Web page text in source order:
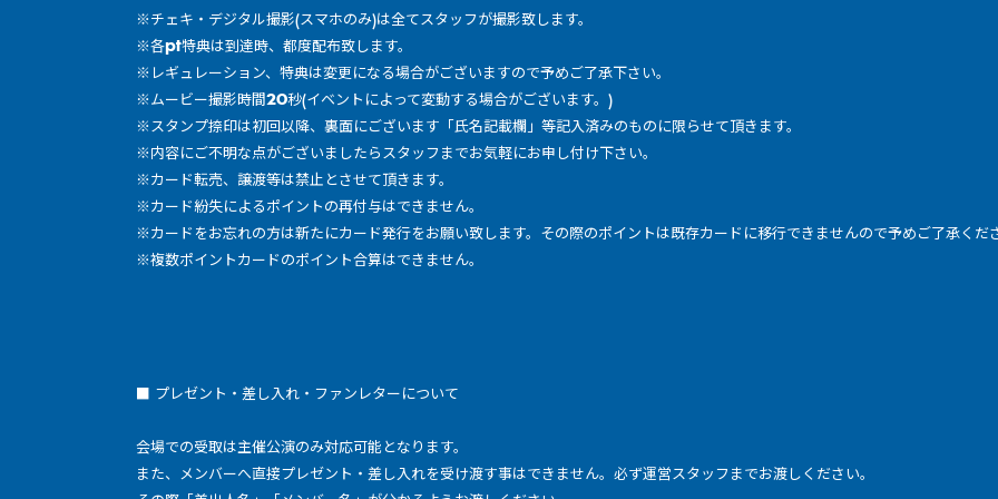
※チェキ・デジタル撮影(スマホのみ)は全てスタッフが撮影致します。
※各pt特典は到達時、都度配布致します。
※レギュレーション、特典は変更になる場合がございますので予めご了承下さい。
※ムービー撮影時間20秒(イベントによって変動する場合がございます。)
※スタンプ捺印は初回以降、裏面にございます「氏名記載欄」等記入済みのものに限らせて頂きます。
※内容にご不明な点がございましたらスタッフまでお気軽にお申し付け下さい。
※カード転売、譲渡等は禁止とさせて頂きます。
※カード紛失によるポイントの再付与はできません。
※カードをお忘れの方は新たにカード発行をお願い致します。その際のポイントは既存カードに移行できませんので予めご了承くだ
※複数ポイントカードのポイント合算はできません。
■ プレゼント・差し入れ・ファンレターについて
会場での受取は主催公演のみ対応可能となります。
また、メンバーへ直接プレゼント・差し入れを受け渡す事はできません。必ず運営スタッフまでお渡しください。